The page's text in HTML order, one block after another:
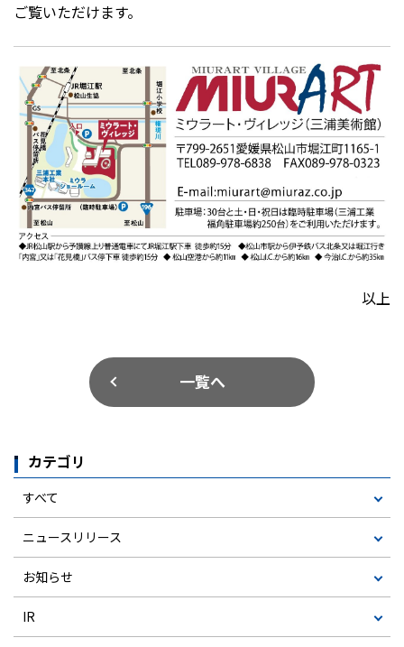
ご覧いただけます。
以上
一覧へ
カテゴリ
すべて
ニュースリリース
お知らせ
IR